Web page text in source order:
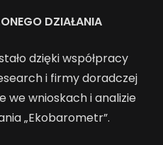
DZIAŁANIA
dzięki współpracy
i firmy doradczej
we wnioskach i analizie
„Ekobarometr”.